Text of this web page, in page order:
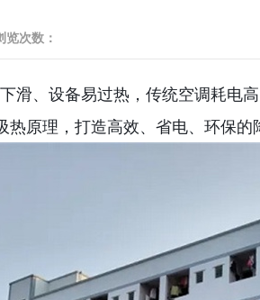
览次数：
滑、设备易过热，传统空调耗电高
原理，打造高效、省电、环保